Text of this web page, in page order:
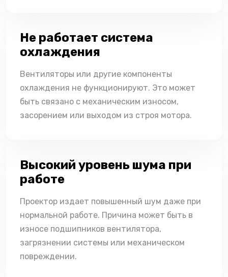
Не работает система
охлаждения
Вентиляторы или другие компоненты
охлаждения не функционируют. Это может
быть связано с механическим износом,
засорением или выходом из строя мотора.
Высокий уровень шума при
работе
Проектор издает повышенный шум даже при
нормальной работе. Причина может быть в
износе подшипников вентилятора,
загрязнении системы или механическом
повреждении.